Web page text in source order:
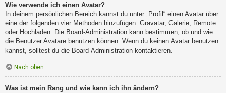
Wie verwende ich einen Avatar?
In deinem persönlichen Bereich kannst du unter „Profil“ einen Avatar über
eine der folgenden vier Methoden hinzufügen: Gravatar, Galerie, Remote
oder Hochladen. Die Board-Administration kann bestimmen, ob und wie
die Benutzer Avatare benutzen können. Wenn du keinen Avatar benutzen
kannst, solltest du die Board-Administration kontaktieren.
Nach oben
Was ist mein Rang und wie kann ich ihn ändern?